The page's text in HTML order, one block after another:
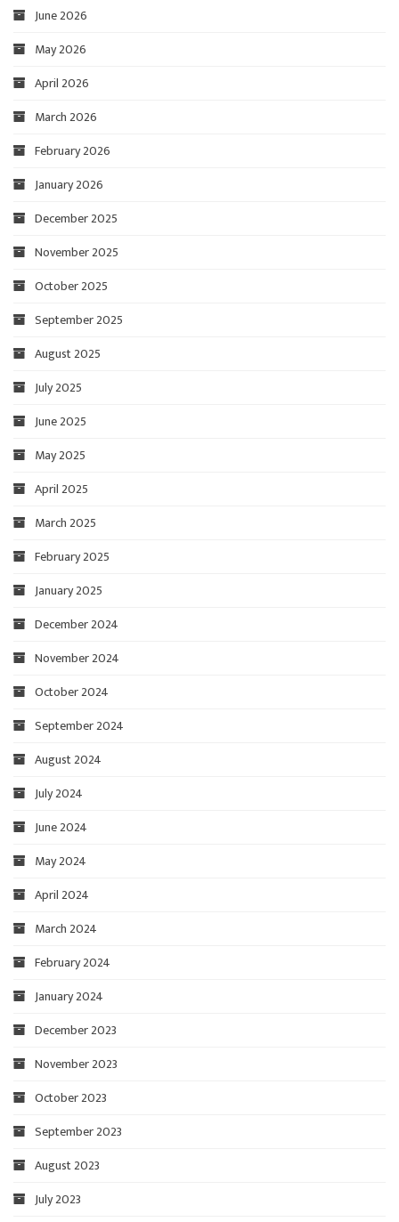
June 2026
May 2026
April 2026
March 2026
February 2026
January 2026
December 2025
November 2025
October 2025
September 2025
August 2025
July 2025
June 2025
May 2025
April 2025
March 2025
February 2025
January 2025
December 2024
November 2024
October 2024
September 2024
August 2024
July 2024
June 2024
May 2024
April 2024
March 2024
February 2024
January 2024
December 2023
November 2023
October 2023
September 2023
August 2023
July 2023